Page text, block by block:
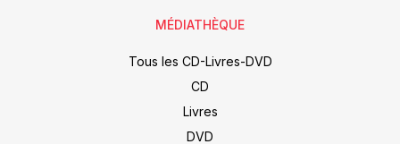
MÉDIATHÈQUE
Tous les CD-Livres-DVD
CD
Livres
DVD